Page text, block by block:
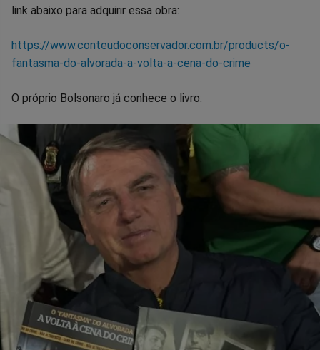
link abaixo para adquirir essa obra:
https://www.conteudoconservador.com.br/products/o-
fantasma-do-alvorada-a-volta-a-cena-do-crime
O próprio Bolsonaro já conhece o livro: